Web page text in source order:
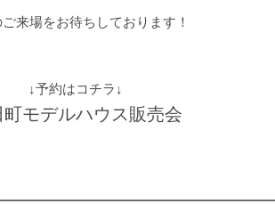
来場をお待ちしております！
↓予約はコチラ↓
町モデルハウス販売会